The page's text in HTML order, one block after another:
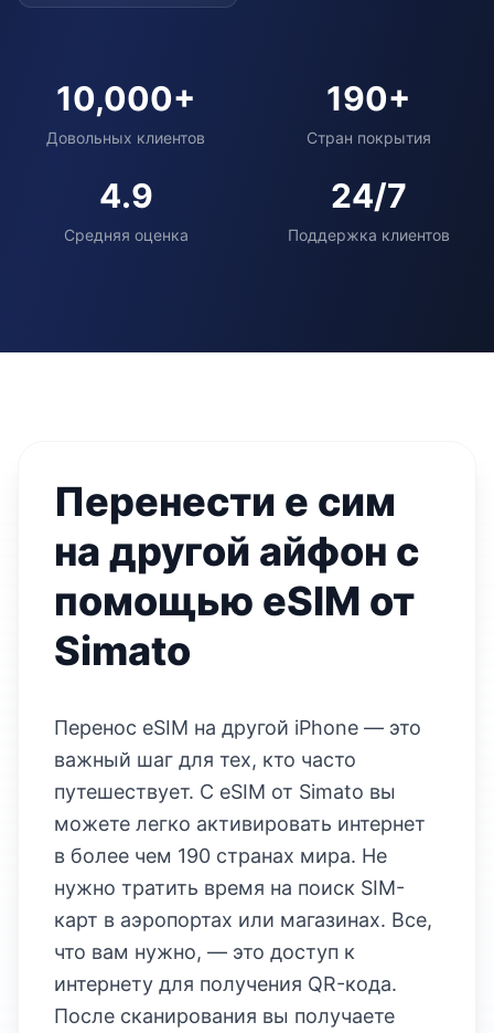
10,000+
Довольных клиентов
190+
Стран покрытия
4.9
Средняя оценка
24/7
Поддержка клиентов
Перенести е сим
на другой айфон с
помощью eSIM от
Simato
Перенос eSIM на другой iPhone — это
важный шаг для тех, кто часто
путешествует. С eSIM от Simato вы
можете легко активировать интернет
в более чем 190 странах мира. Не
нужно тратить время на поиск SIM-
карт в аэропортах или магазинах. Все,
что вам нужно, — это доступ к
интернету для получения QR-кода.
После сканирования вы получаете